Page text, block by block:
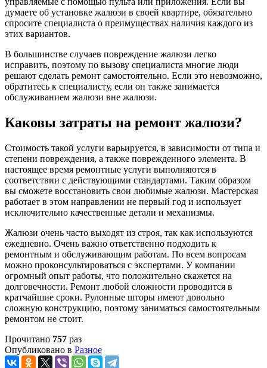
думаете об установке жалюзи в своей квартире, обязательно
спросите специалиста о преимуществах наличия каждого из
этих вариантов.
В большинстве случаев повреждение жалюзи легко
исправить, поэтому по вызову специалиста многие люди
решают сделать ремонт самостоятельно. Если это невозможно,
обратитесь к специалисту, если он также занимается
обслуживанием жалюзи вне жалюзи.
Каковы затраты на ремонт жалюзи?
Стоимость такой услуги варьируется, в зависимости от типа и
степени повреждения, а также поврежденного элемента. В
настоящее время ремонтные услуги выполняются в
соответствии с действующими стандартами. Таким образом
вы сможете восстановить свои любимые жалюзи. Мастерская
работает в этом направлении не первый год и использует
исключительно качественные детали и механизмы.
Жалюзи очень часто выходят из строя, так как используются
ежедневно. Очень важно ответственно подходить к
ремонтным и обслуживающим работам. По всем вопросам
можно проконсультироваться с экспертами. У компании
огромный опыт работы, что положительно скажется на
долговечности. Ремонт любой сложности проводится в
кратчайшие сроки. Рулонные шторы имеют довольно
сложную конструкцию, поэтому заниматься самостоятельным
ремонтом не стоит.
Прочитано 757 раз
Опубликовано в Разное